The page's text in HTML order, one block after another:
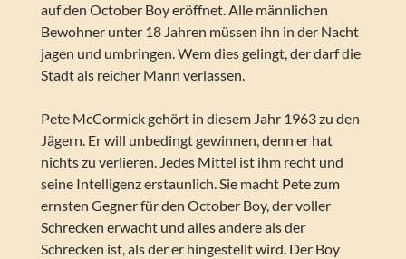
auf den October Boy eröffnet. Alle männlichen
Bewohner unter 18 Jahren müssen ihn in der Nacht
jagen und umbringen. Wem dies gelingt, der darf die
Stadt als reicher Mann verlassen.
Pete McCormick gehört in diesem Jahr 1963 zu den
Jägern. Er will unbedingt gewinnen, denn er hat
nichts zu verlieren. Jedes Mittel ist ihm recht und
seine Intelligenz erstaunlich. Sie macht Pete zum
ernsten Gegner für den October Boy, der voller
Schrecken erwacht und alles andere als der
Schrecken ist, als der er hingestellt wird. Der Boy